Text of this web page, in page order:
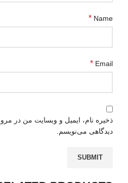
Name
*
Email
*
ذخیره نام، ایمیل و وبسایت من در
دیدگاهی می‌نویسم.